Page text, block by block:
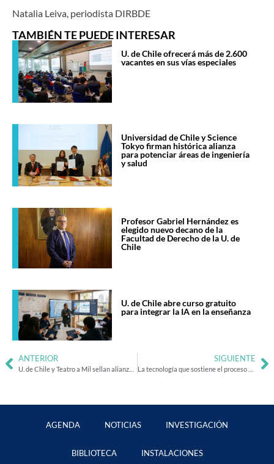
Natalia Leiva, periodista DIRBDE
TAMBIÉN TE PUEDE INTERESAR
U. de Chile ofrecerá más de 2.600
vacantes en sus vías especiales
Universidad de Chile y Science
Tokyo firman histórica alianza
para potenciar áreas de ingeniería
y salud
Profesor Gabriel Hernández es
elegido nuevo decano de la
Facultad de Derecho de la U. de
Chile
U. de Chile abre curso gratuito
para integrar la IA en la enseñanza
ANTERIOR SIGUIENTE
AGENDA NOTICIAS INVESTIGACIÓN
BIBLIOTECA INSTALACIONES